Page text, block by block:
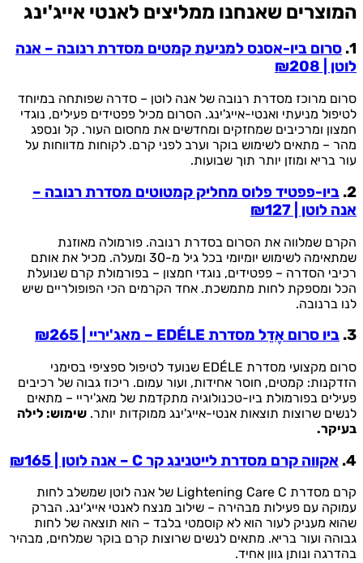
המוצרים שאנחנו ממליצים לאנטי אייג'ינג
1. סרום ביו-אסנס למניעת קמטים מסדרת רנובה – אנה
לוטן | ₪208
סרום מרוכז מסדרת רנובה של אנה לוטן – סדרה שפותחה במיוחד
לטיפול מניעתי ואנטי-אייג'ינג. הסרום מכיל פפטידים פעילים, נוגדי
חמצון ומרכיבים שמחזקים ומחדשים את מחסום העור. קל ונספג
מהר – מתאים לשימוש בוקר וערב לפני קרם. לקוחות מדווחות על
עור בריא ומוזן יותר תוך שבועות.
2. ביו-פפטיד פלוס מחליק קמטוטים מסדרת רנובה –
אנה לוטן | ₪127
הקרם שמלווה את הסרום בסדרת רנובה. פורמולה מאוזנת
שמתאימה לשימוש יומיומי בכל גיל מ-30 ומעלה. מכיל את אותם
רכיבי הסדרה – פפטידים, נוגדי חמצון – בפורמולת קרם שנועלת
הכל ומספקת לחות מתמשכת. אחד הקרמים הכי הפופולריים שיש
לנו ברנובה.
3. ביו סרום אֶדֵל מסדרת EDÉLE – מאג'יריי | ₪265
סרום מקצועי מסדרת EDÉLE שנועד לטיפול ספציפי בסימני
הזדקנות: קמטים, חוסר אחידות, ועור עמום. ריכוז גבוה של רכיבים
פעילים בפורמולת ביו-טכנולוגיה מתקדמת של מאג'יריי – מתאים
לנשים שרוצות תוצאות אנטי-אייג'ינג ממוקדות יותר. שימוש: לילה
בעיקר.
4. אקווה קרם מסדרת לייטנינג קר C – אנה לוטן | ₪165
קרם מסדרת Lightening Care C של אנה לוטן שמשלב לחות
עמוקה עם פעילות מבהירה – שילוב מנצח לאנטי אייג'ינג. הברק
שהוא מעניק לעור הוא לא קוסמטי בלבד – הוא תוצאה של לחות
גבוהה ועור בריא. מתאים לנשים שרוצות קרם בוקר שמלחים, מבהיר
בהדרגה ונותן גוון אחיד.